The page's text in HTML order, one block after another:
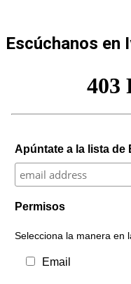
Escúchanos en
Apúntate a la lista de
Permisos
Selecciona la manera en
Email